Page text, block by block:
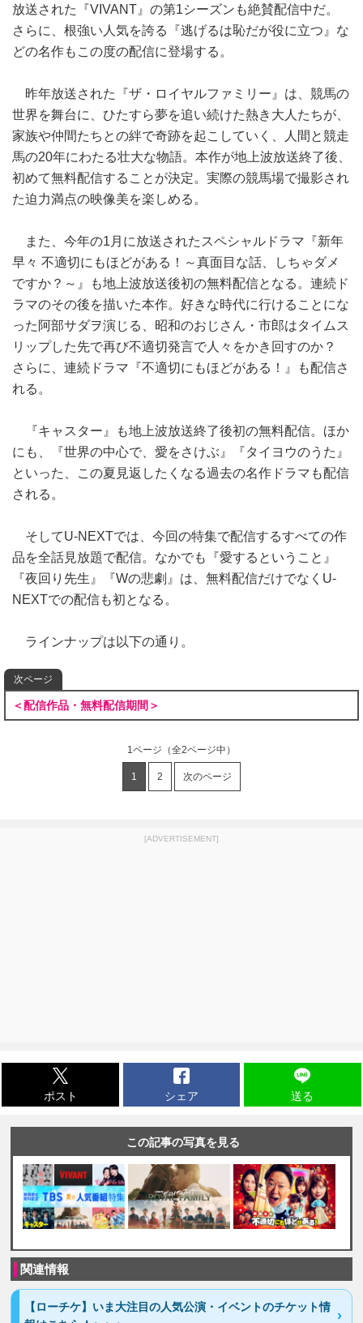
放送された『VIVANT』の第1シーズンも絶賛配信中だ。
さらに、根強い人気を誇る『逃げるは恥だが役に立つ』な
どの名作もこの度の配信に登場する。
昨年放送された『ザ・ロイヤルファミリー』は、競馬の
世界を舞台に、ひたすら夢を追い続けた熱き大人たちが、
家族や仲間たちとの絆で奇跡を起こしていく、人間と競走
馬の20年にわたる壮大な物語。本作が地上波放送終了後、
初めて無料配信することが決定。実際の競馬場で撮影され
た迫力満点の映像美を楽しめる。
また、今年の1月に放送されたスペシャルドラマ『新年
早々 不適切にもほどがある！～真面目な話、しちゃダメ
ですか？～』も地上波放送後初の無料配信となる。連続ド
ラマのその後を描いた本作。好きな時代に行けることにな
った阿部サダヲ演じる、昭和のおじさん・市郎はタイムス
リップした先で再び不適切発言で人々をかき回すのか？
さらに、連続ドラマ『不適切にもほどがある！』も配信さ
れる。
『キャスター』も地上波放送終了後初の無料配信。ほか
にも、『世界の中心で、愛をさけぶ』『タイヨウのうた』
といった、この夏見返したくなる過去の名作ドラマも配信
される。
そしてU‐NEXTでは、今回の特集で配信するすべての作
品を全話見放題で配信。なかでも『愛するということ』
『夜回り先生』『Wの悲劇』は、無料配信だけでなくU‐
NEXTでの配信も初となる。
ラインナップは以下の通り。
次ページ
＜配信作品・無料配信期間＞
1ページ （全2ページ中）
1 2 次のページ
[ADVERTISEMENT]
ポスト シェア 送る
この記事の写真を見る
関連情報
【ローチケ】いま大注目の人気公演・イベントのチケット情